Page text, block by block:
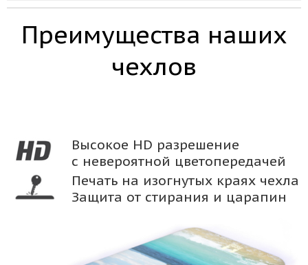
Преимущества наших
чехлов
Высокое HD разрешение
с невероятной цветопередачей
Печать на изогнутых краях чехла
Защита от стирания и царапин